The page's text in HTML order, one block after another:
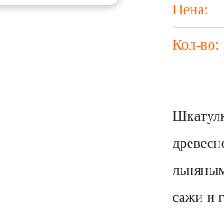
Цена:
Кол-во:
сажи и